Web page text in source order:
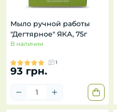
Мыло ручной работы
"Дегтярное" ЯКА, 75г
В наличии
1
93 грн.